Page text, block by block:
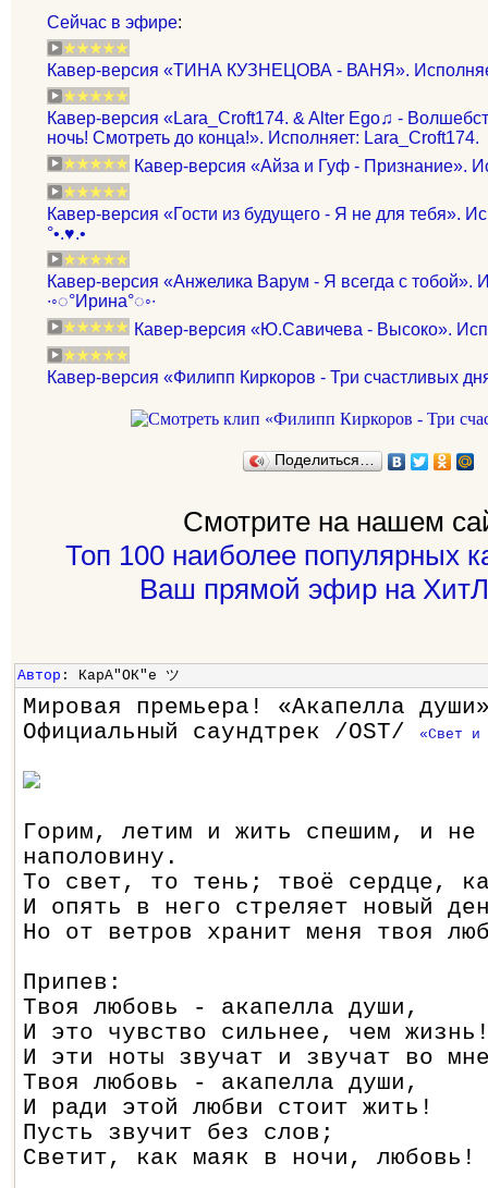
Сейчас в эфире:
Кавер-версия «ТИНА КУЗНЕЦОВА - ВАНЯ». Исполняет:
Кавер-версия «Lara_Croft174. & Alter Ego♫ -
ночь! Смотреть до конца!». Исполняет: Lara_Croft174.
Кавер-версия «Айза и Гуф - Признание».
Кавер-версия «Гости из будущего - Я не для тебя».
°•.♥.•
Кавер-версия «Анжелика Варум - Я всегда с тобой».
∙◦◌°Ирина°◌◦∙
Кавер-версия «Ю.Савичева - Высоко».
Кавер-версия «Филипп Киркоров - Три счастливых
Поделиться…
Смотрите на нашем
Топ 100 наиболее популярных
Ваш прямой эфир на
Автор : КарА"ОК"е ツ
Мировая премьера! «Акапелла
Официальный саундтрек /OST/
«Свет и
Горим, летим и жить спешим, и не
наполовину.
То свет, то тень; твоё сердце,
И опять в него стреляет новый
Но от ветров хранит меня твоя
Припев:
Твоя любовь - акапелла души,
И это чувство сильнее, чем
И эти ноты звучат и звучат во
Твоя любовь - акапелла души,
И ради этой любви стоит жить!
Пусть звучит без слов;
Светит, как маяк в ночи, любовь!